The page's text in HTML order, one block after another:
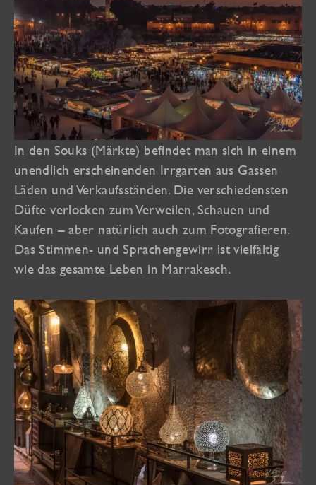
In den Souks (Märkte) befindet man sich in einem
unendlich erscheinenden Irrgarten aus Gassen
Läden und Verkaufsständen. Die verschiedensten
Düfte verlocken zum Verweilen, Schauen und
Kaufen – aber natürlich auch zum Fotografieren.
Das Stimmen- und Sprachengewirr ist vielfältig
wie das gesamte Leben in Marrakesch.